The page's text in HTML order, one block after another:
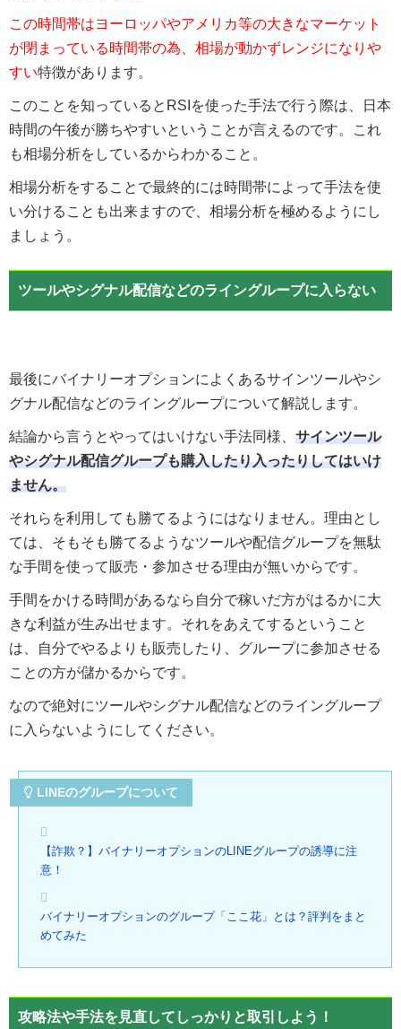
この時間帯はヨーロッパやアメリカ等の大きなマーケット
が閉まっている時間帯の為、相場が動かずレンジになりや
すい特徴があります。
このことを知っているとRSIを使った手法で行う際は、日本
時間の午後が勝ちやすいということが言えるのです。これ
も相場分析をしているからわかること。
相場分析をすることで最終的には時間帯によって手法を使
い分けることも出来ますので、相場分析を極めるようにし
ましょう。
ツールやシグナル配信などのライングループに入らない
最後にバイナリーオプションによくあるサインツールやシ
グナル配信などのライングループについて解説します。
結論から言うとやってはいけない手法同様、 サインツール
やシグナル配信グループも購入したり入ったりしてはいけ
ません。
それらを利用しても勝てるようにはなりません。理由とし
ては、そもそも勝てるようなツールや配信グループを無駄
な手間を使って販売・参加させる理由が無いからです。
手間をかける時間があるなら自分で稼いだ方がはるかに大
きな利益が生み出せます。それをあえてするということ
は、自分でやるよりも販売したり、グループに参加させる
ことの方が儲かるからです。
なので絶対にツールやシグナル配信などのライングループ
に入らないようにしてください。
LINEのグループについて
【詐欺？】バイナリーオプションのLINEグループの誘導に注
意！
バイナリーオプションのグループ「ここ花」とは？評判をまと
めてみた
攻略法や手法を見直してしっかりと取引しよう！